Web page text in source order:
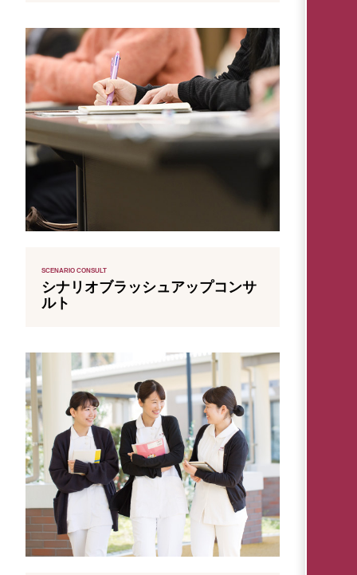
SCENARIO CONSULT
シナリオブラッシュアップコンサ
ルト